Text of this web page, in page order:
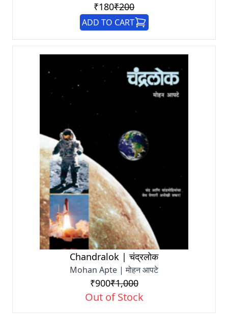
₹180₹200
ADD TO CART
Chandralok | चंद्रलोक
Mohan Apte | मोहन आपटे
₹900₹1,000
Out of Stock